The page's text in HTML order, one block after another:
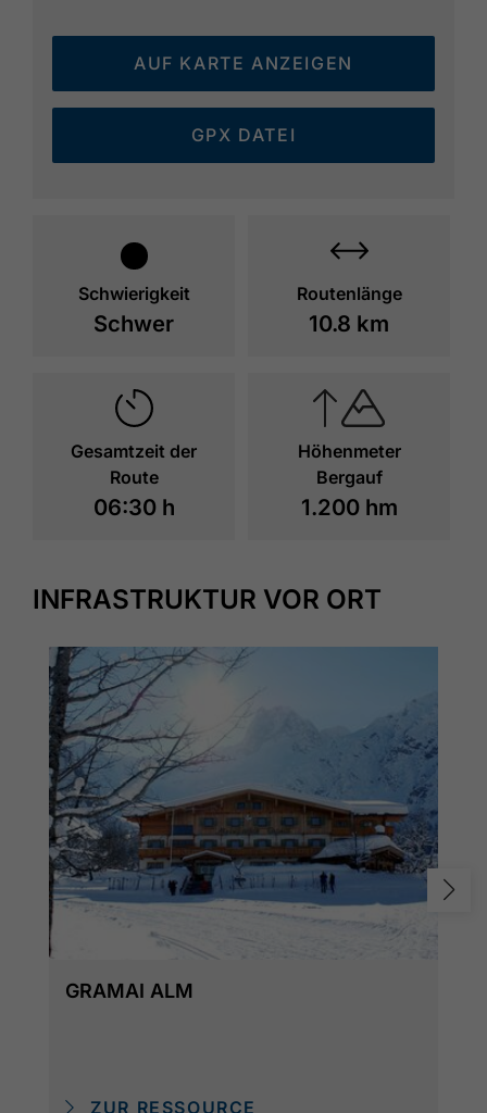
AUF KARTE ANZEIGEN
GPX DATEI
Schwierigkeit
Schwer
Routenlänge
10.8 km
Gesamtzeit der
Route
06:30 h
Höhenmeter
Bergauf
1.200 hm
INFRASTRUKTUR VOR ORT
GRAMAI ALM
ZUR RESSOURCE